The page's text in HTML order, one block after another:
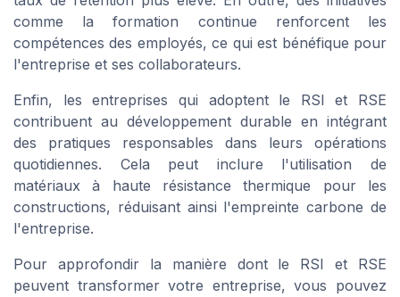
comme la formation continue renforcent les
compétences des employés, ce qui est bénéfique pour
l'entreprise et ses collaborateurs.
Enfin, les entreprises qui adoptent le RSI et RSE
contribuent au développement durable en intégrant
des pratiques responsables dans leurs opérations
quotidiennes. Cela peut inclure l'utilisation de
matériaux à haute résistance thermique pour les
constructions, réduisant ainsi l'empreinte carbone de
l'entreprise.
Pour approfondir la manière dont le RSI et RSE
peuvent transformer votre entreprise, vous pouvez